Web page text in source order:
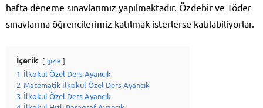
hafta deneme sınavlarımız yapılmaktadır. Özdebir ve Töder
sınavlarına öğrencilerimiz katılmak isterlerse katılabiliyorlar.
İçerik gizle
1 İlkokul Özel Ders Ayancık
2 Matematik İlkokul Özel Ders Ayancık
3 İlkokul Özel Ders Ayancık